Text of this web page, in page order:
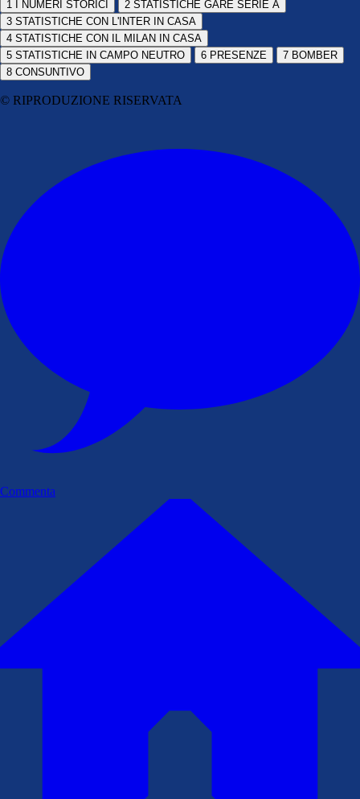
1 I NUMERI STORICI 2 STATISTICHE GARE SERIE A
3 STATISTICHE CON L'INTER IN CASA
4 STATISTICHE CON IL MILAN IN CASA
5 STATISTICHE IN CAMPO NEUTRO 6 PRESENZE 7 BOMBER
8 CONSUNTIVO
© RIPRODUZIONE RISERVATA
Commenta